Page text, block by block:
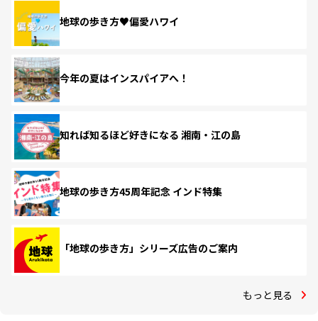
地球の歩き方♥偏愛ハワイ
今年の夏はインスパイアへ！
知れば知るほど好きになる 湘南・江の島
地球の歩き方45周年記念 インド特集
「地球の歩き方」シリーズ広告のご案内
もっと見る